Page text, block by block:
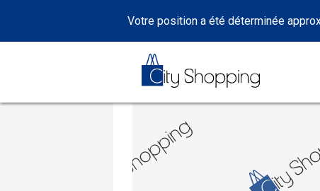
Votre position a été déterminée